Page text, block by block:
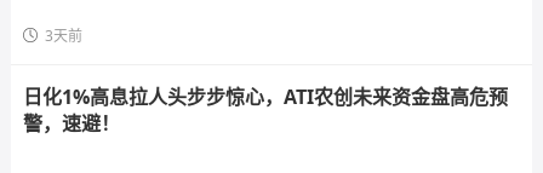
3天前
日化1%高息拉人头步步惊心，ATI农创未来资金盘高危预
警，速避！